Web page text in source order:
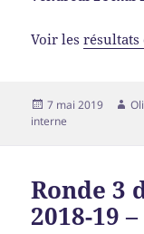
Voir lesrésultats
7 mai 2019
interne
Ronde 3
2018-19